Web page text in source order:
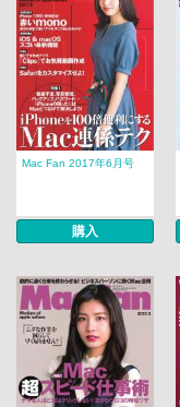
Mac Fan 2017年6月号
購入